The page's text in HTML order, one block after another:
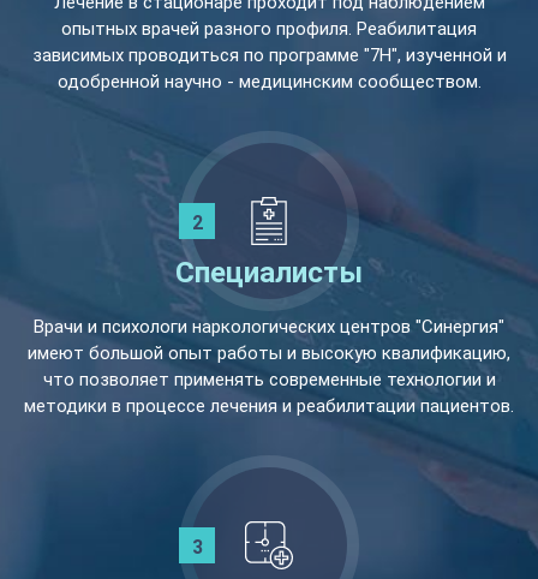
опытных врачей разного профиля. Реабилитация
зависимых проводиться по программе "7Н", изученной и
одобренной научно - медицинским сообществом.
Специалисты
Врачи и психологи наркологических центров "Синергия"
имеют большой опыт работы и высокую квалификацию,
что позволяет применять современные технологии и
методики в процессе лечения и реабилитации пациентов.